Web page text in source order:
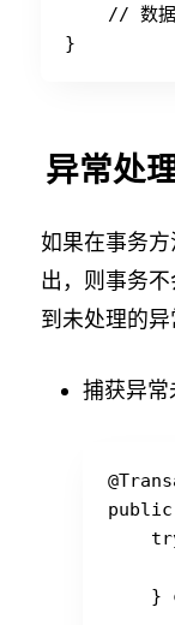
// 数
异常处
如果在事务
出，则事务
到未处理的异
捕获异常
}